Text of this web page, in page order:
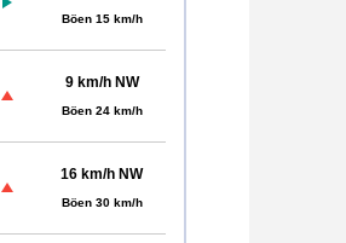
Böen 15 km/h
9 km/h NW
Böen 24 km/h
16 km/h NW
Böen 30 km/h